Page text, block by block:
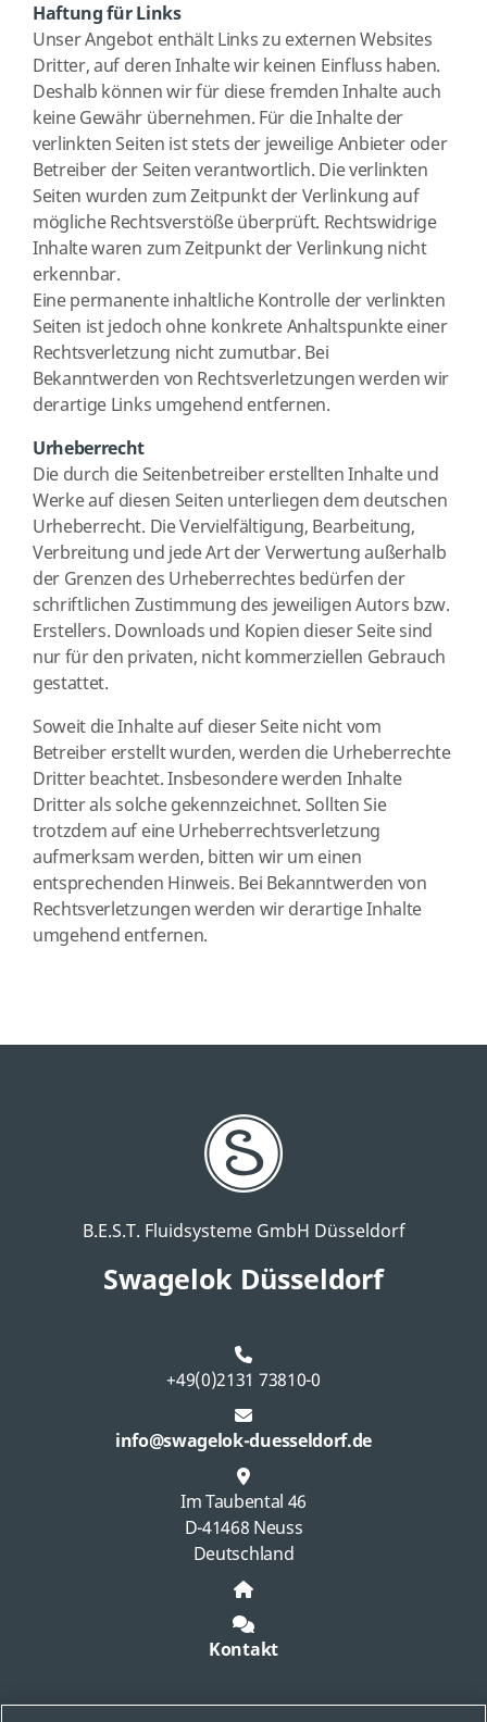
Haftung für Links
Unser Angebot enthält Links zu externen Websites
Dritter, auf deren Inhalte wir keinen Einfluss haben.
Deshalb können wir für diese fremden Inhalte auch
keine Gewähr übernehmen. Für die Inhalte der
verlinkten Seiten ist stets der jeweilige Anbieter oder
Betreiber der Seiten verantwortlich. Die verlinkten
Seiten wurden zum Zeitpunkt der Verlinkung auf
mögliche Rechtsverstöße überprüft. Rechtswidrige
Inhalte waren zum Zeitpunkt der Verlinkung nicht
erkennbar.
Eine permanente inhaltliche Kontrolle der verlinkten
Seiten ist jedoch ohne konkrete Anhaltspunkte einer
Rechtsverletzung nicht zumutbar. Bei
Bekanntwerden von Rechtsverletzungen werden wir
derartige Links umgehend entfernen.
Urheberrecht
Die durch die Seitenbetreiber erstellten Inhalte und
Werke auf diesen Seiten unterliegen dem deutschen
Urheberrecht. Die Vervielfältigung, Bearbeitung,
Verbreitung und jede Art der Verwertung außerhalb
der Grenzen des Urheberrechtes bedürfen der
schriftlichen Zustimmung des jeweiligen Autors bzw.
Erstellers. Downloads und Kopien dieser Seite sind
nur für den privaten, nicht kommerziellen Gebrauch
gestattet.
Soweit die Inhalte auf dieser Seite nicht vom
Betreiber erstellt wurden, werden die Urheberrechte
Dritter beachtet. Insbesondere werden Inhalte
Dritter als solche gekennzeichnet. Sollten Sie
trotzdem auf eine Urheberrechtsverletzung
aufmerksam werden, bitten wir um einen
entsprechenden Hinweis. Bei Bekanntwerden von
Rechtsverletzungen werden wir derartige Inhalte
umgehend entfernen.
B.E.S.T. Fluidsysteme GmbH Düsseldorf
Swagelok Düsseldorf
+49(0)2131 73810-0
info@swagelok-duesseldorf.de
Im Taubental 46
D-41468 Neuss
Deutschland
Kontakt